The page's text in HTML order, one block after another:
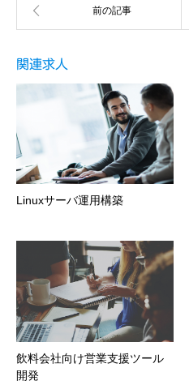
関連求人
Linuxサーバ運用構築
飲料会社向け営業支援ツール
開発